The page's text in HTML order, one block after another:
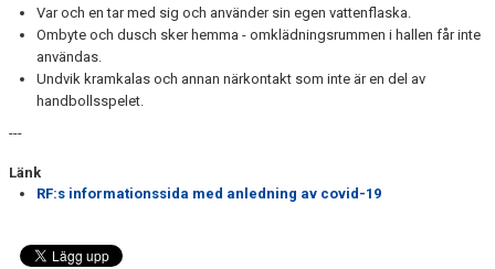
Var och en tar med sig och använder sin egen vattenflaska.
Ombyte och dusch sker hemma - omklädningsrummen i hallen får inte
användas.
Undvik kramkalas och annan närkontakt som inte är en del av
handbollsspelet.
---
Länk
RF:s informationssida med anledning av covid-19